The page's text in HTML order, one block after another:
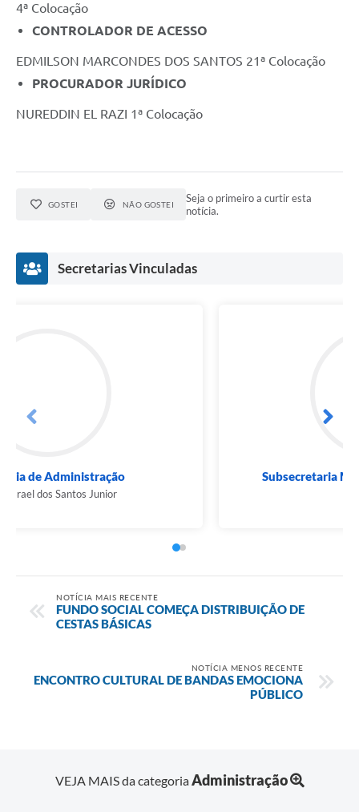
4ª Colocação
CONTROLADOR DE ACESSO
EDMILSON MARCONDES DOS SANTOS 21ª Colocação
PROCURADOR JURÍDICO
NUREDDIN EL RAZI 1ª Colocação
GOSTEI NÃO GOSTEI
Seja o primeiro a curtir esta
notícia.
Secretarias Vinculadas
Secretaria de Administração
Sérgio Israel dos Santos Junior
NOTÍCIA MAIS RECENTE
FUNDO SOCIAL COMEÇA DISTRIBUIÇÃO DE
CESTAS BÁSICAS
NOTÍCIA MENOS RECENTE
ENCONTRO CULTURAL DE BANDAS EMOCIONA
PÚBLICO
VEJA MAIS da categoriaAdministração